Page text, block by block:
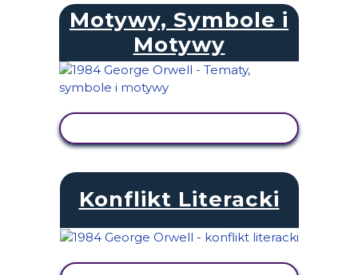
Motywy, Symbole i
Motywy
Konflikt Literacki